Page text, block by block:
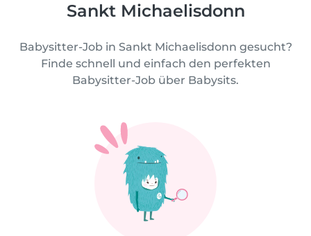
Sankt Michaelisdonn
Babysitter-Job in Sankt Michaelisdonn gesucht?
Finde schnell und einfach den perfekten
Babysitter-Job über Babysits.